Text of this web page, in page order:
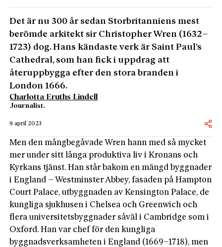
Det är nu 300 år sedan Storbritanniens mest
berömde arkitekt sir Christopher Wren (1632–
1723) dog. Hans kändaste verk är Saint Paul’s
Cathedral, som han fick i uppdrag att
återuppbygga efter den stora branden i
London 1666.
Charlotta Eruths Lindell
Journalist.
9 april 2023
Men den mångbegåvade Wren hann med så mycket
mer under sitt långa produktiva liv i Kronans och
Kyrkans tjänst. Han står bakom en mängd byggnader
i England – Westminster Abbey, fasaden på Hampton
Court Palace, utbyggnaden av Kensington Palace, de
kungliga sjukhusen i Chelsea och Greenwich och
flera universitetsbyggnader såväl i Cam­bridge som i
Oxford. Han var chef för den kungliga
byggnadsverksamheten i England (1669–1718), men